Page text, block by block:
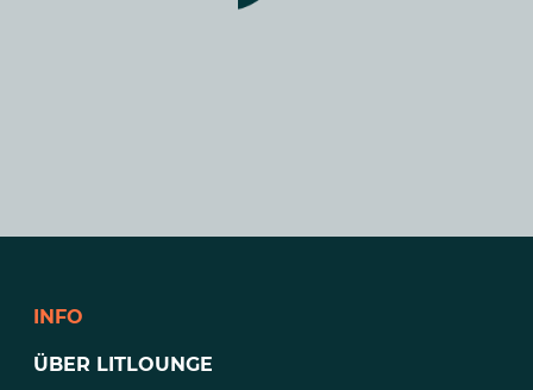
INFO
ÜBER LITLOUNGE